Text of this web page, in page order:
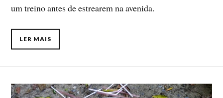
um treino antes de estrearem na avenida.
LER MAIS